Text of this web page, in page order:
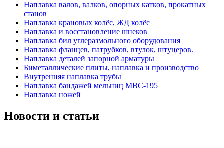
Наплавка валов, валков, опорных катков, прокатных
станов
Наплавка крановых колёс, ЖД колёс
Наплавка и восстановление шнеков
Наплавка бил углеразмольного оборудования
Наплавка фланцев, патрубков, втулок, штуцеров.
Наплавка деталей запорной арматуры
Биметаллические плиты, наплавка и производство
Внутренняя наплавка трубы
Наплавка бандажей мельниц МВС-195
Наплавка ножей
Новости и статьи